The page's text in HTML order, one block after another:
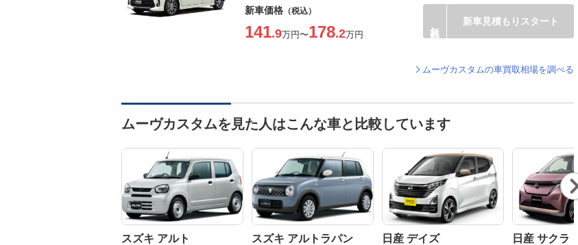
新車価格 （税込）
141.9万円〜178.2万円
新車見積もりスタート
ムーヴカスタムの車買取相場を調べる
ムーヴカスタムを見た人はこんな車と比較しています
スズキ アルト スズキ アルトラパン 日産 デイズ 日産 サクラ
Nex
t